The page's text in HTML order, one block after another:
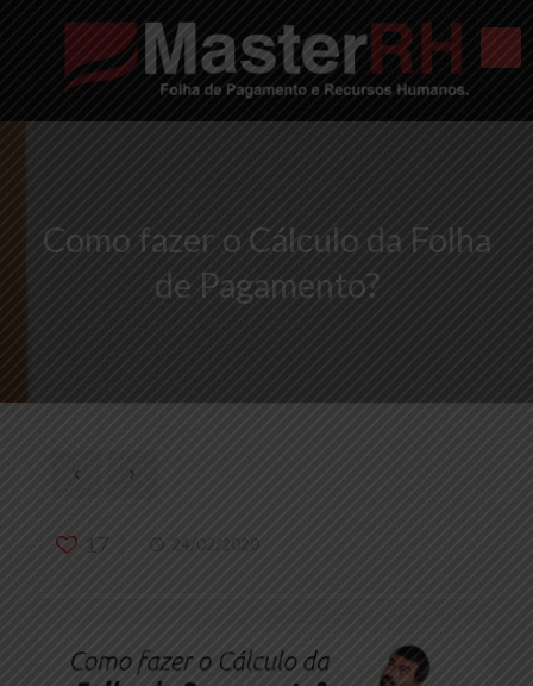
Como fazer o Cálculo da Folha
de Pagamento?
17 24/02/2020